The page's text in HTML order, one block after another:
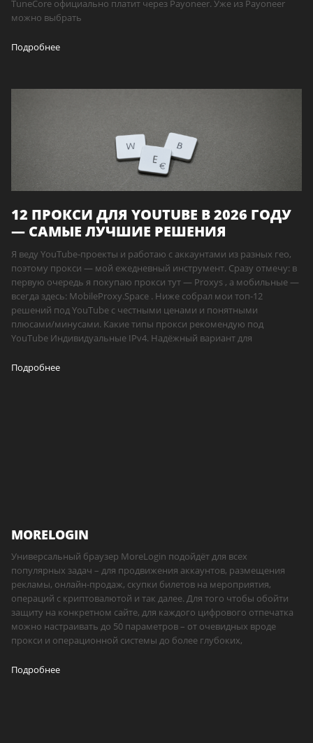
TuneCore официально платит через Payoneer. Уже из Payoneer
можно выбрать
Подробнее
12 ПРОКСИ ДЛЯ YOUTUBE В 2026 ГОДУ
— САМЫЕ ЛУЧШИЕ РЕШЕНИЯ
Я веду YouTube-проекты и работаю с аккаунтами из разных гео,
поэтому прокси — мой ежедневный инструмент. Сразу отмечу: в
первую очередь я покупаю прокси тут — Proxys , а мобильные —
всегда здесь: MobileProxy.Space . Ниже собрал мои топ-12
решений под YouTube с честными ценами и понятными
плюсами/минусами. Какие типы прокси рекомендую под
YouTube Индивидуальные IPv4. Надёжный вариант для
Подробнее
MORELOGIN
Универсальный браузер MoreLogin подойдёт для всех
популярных задач – для продвижения аккаунтов, размещения
рекламы, онлайн-продаж, скупки билетов на мероприятия,
операций с криптовалютой и так далее. Для того чтобы обойти
защиту на конкретном сайте, для каждого цифрового отпечатка
можно настраивать до 50 параметров – от очевидных вроде
прокси и операционной системы до более глубоких,
Подробнее